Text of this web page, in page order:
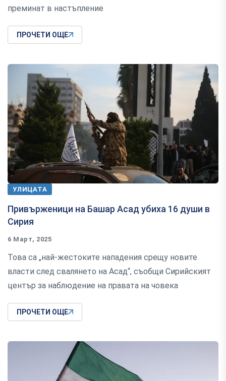
преминат в настъпление
ПРОЧЕТИ ОЩЕ
УЛИЦАТА
Привърженици на Башар Асад убиха 16 души в
Сирия
6 Март, 2025
Това са „най-жестоките нападения срещу новите
власти след свалянето на Асад“, съобщи Сирийският
център за наблюдение на правата на човека
ПРОЧЕТИ ОЩЕ